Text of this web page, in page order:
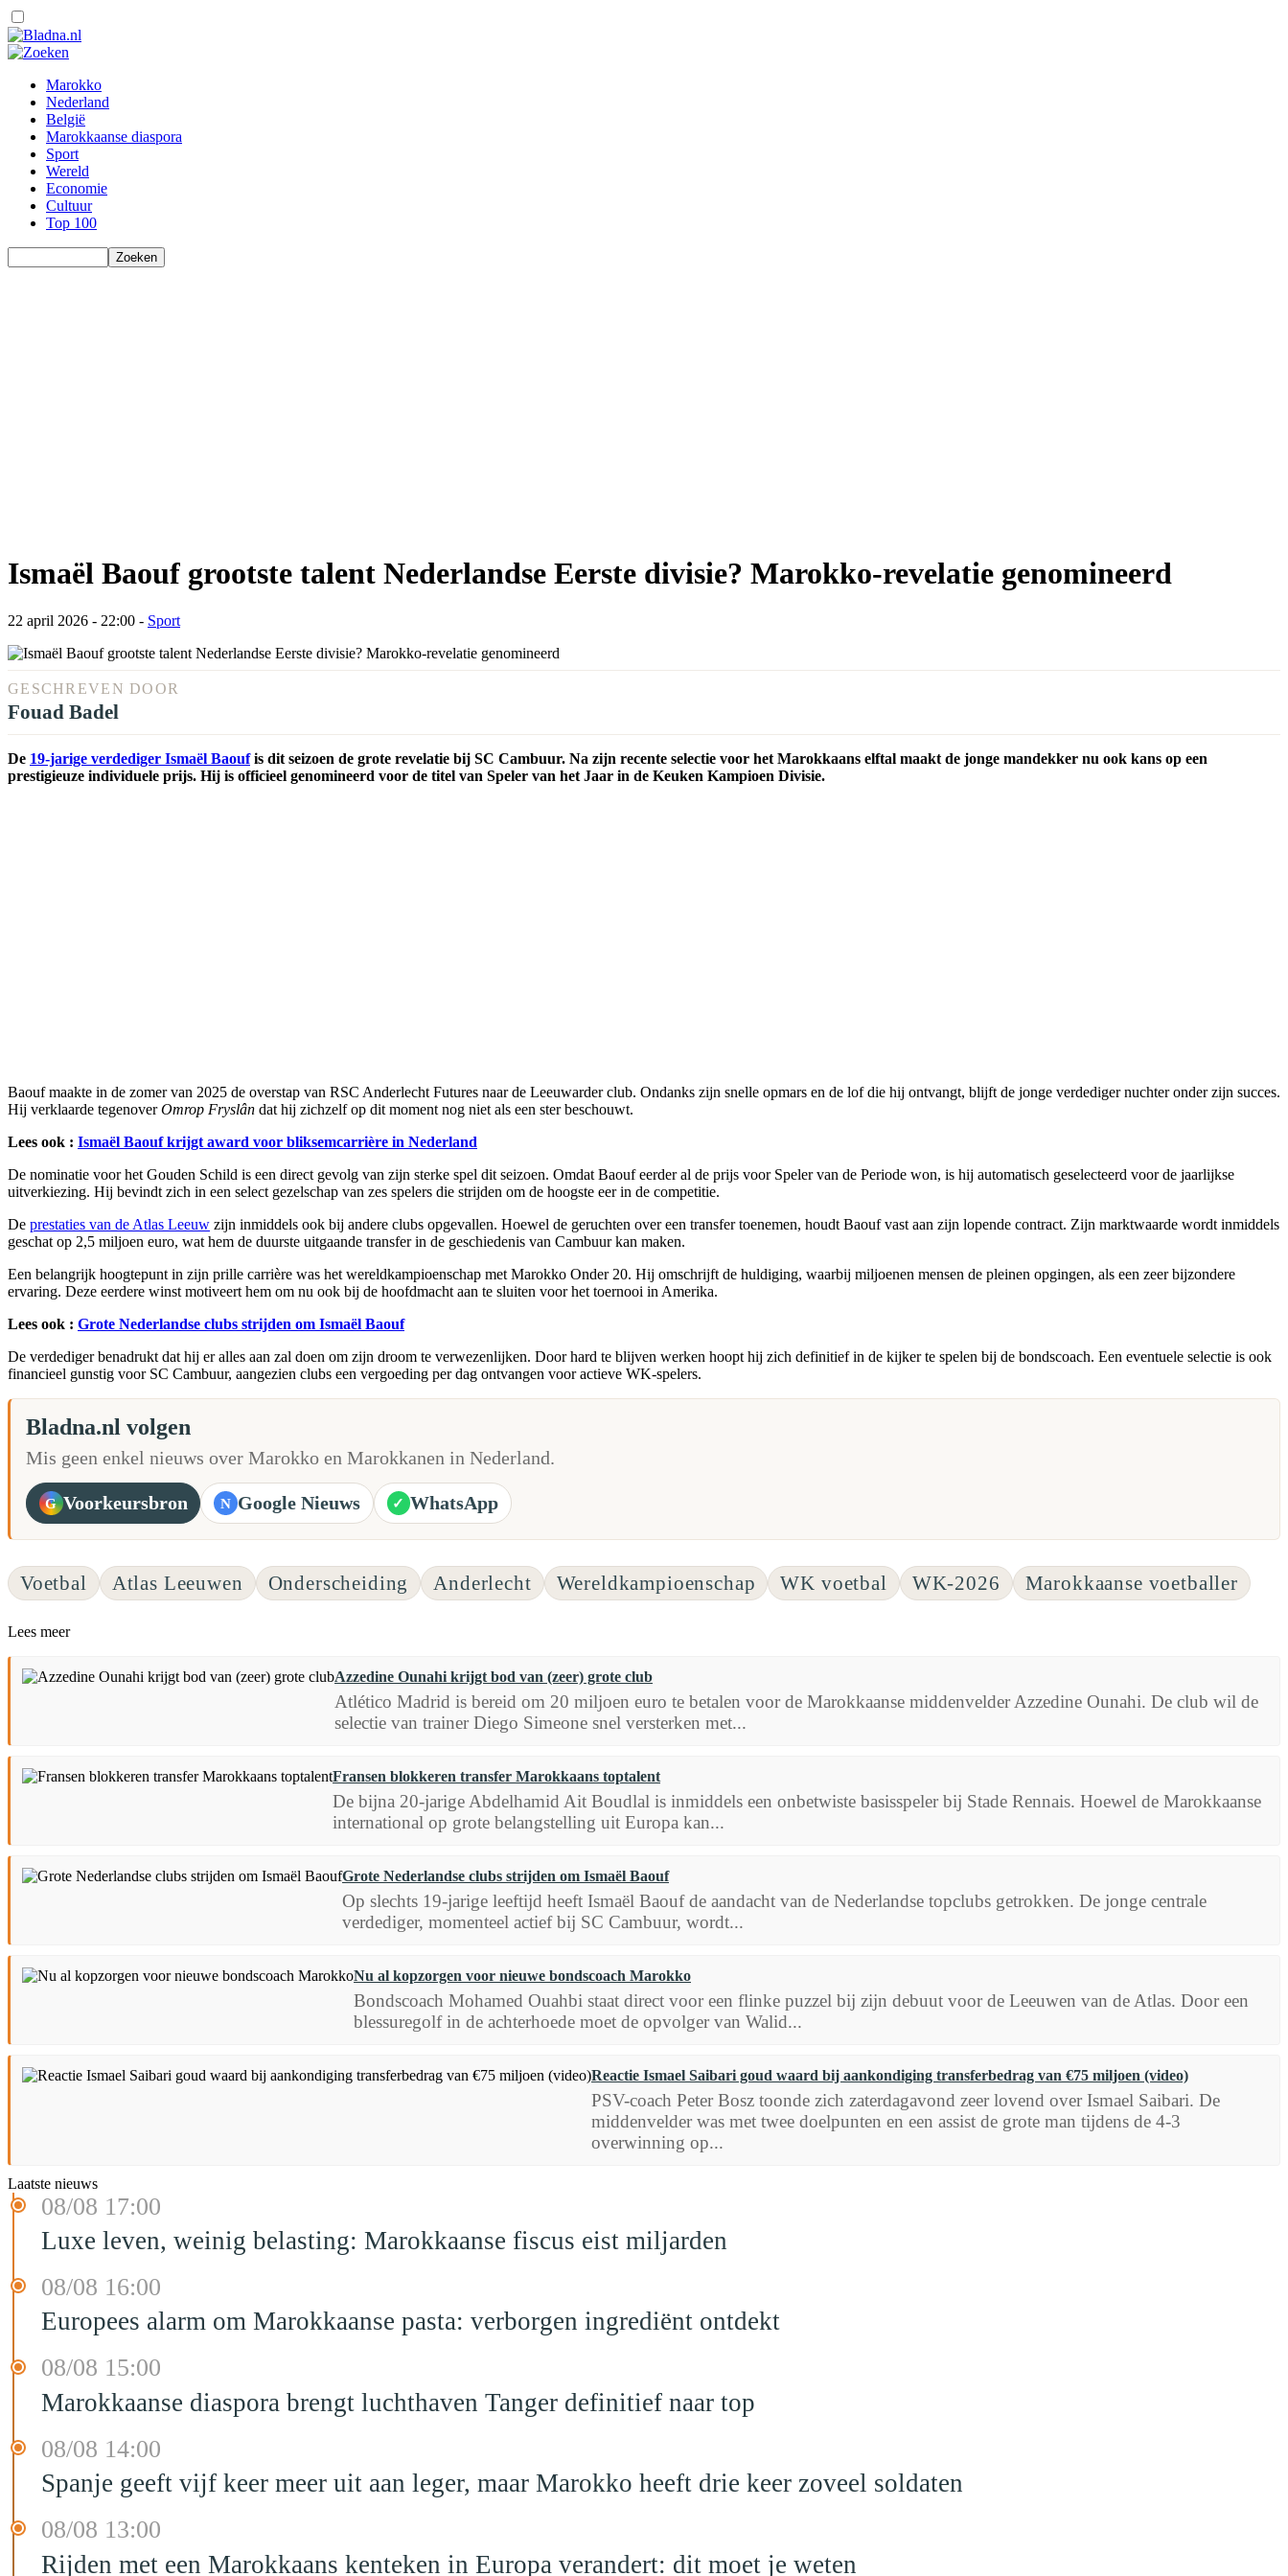
Marokko
Nederland
België
Marokkaanse diaspora
Sport
Wereld
Economie
Cultuur
Top 100
Ismaël Baouf grootste talent Nederlandse Eerste divisie? Marokko-revelatie genomineerd
22 april 2026 - 22:00 - Sport
GESCHREVEN DOOR
Fouad Badel
De 19-jarige verdediger Ismaël Baoufis dit seizoen de grote revelatie bij SC Cambuur. Na zijn recente selectie voor het Marokkaans elftal maakt de jonge mandekker nu ook kans op een
prestigieuze individuele prijs. Hij is officieel genomineerd voor de titel van Speler van het Jaar in de Keuken Kampioen Divisie.
Baouf maakte in de zomer van 2025 de overstap van RSC Anderlecht Futures naar de Leeuwarder club. Ondanks zijn snelle opmars en de lof die hij ontvangt, blijft de jonge verdediger nuchter onder zijn succes.
Hij verklaarde tegenoverOmrop Fryslân dat hij zichzelf op dit moment nog niet als een ster beschouwt.
Lees ook : Ismaël Baouf krijgt award voor bliksemcarrière in Nederland
De nominatie voor het Gouden Schild is een direct gevolg van zijn sterke spel dit seizoen. Omdat Baouf eerder al de prijs voor Speler van de Periode won, is hij automatisch geselecteerd voor de jaarlijkse
uitverkiezing. Hij bevindt zich in een select gezelschap van zes spelers die strijden om de hoogste eer in de competitie.
De prestaties van de Atlas Leeuw zijn inmiddels ook bij andere clubs opgevallen. Hoewel de geruchten over een transfer toenemen, houdt Baouf vast aan zijn lopende contract. Zijn marktwaarde wordt inmiddels
geschat op 2,5 miljoen euro, wat hem de duurste uitgaande transfer in de geschiedenis van Cambuur kan maken.
Een belangrijk hoogtepunt in zijn prille carrière was het wereldkampioenschap met Marokko Onder 20. Hij omschrijft de huldiging, waarbij miljoenen mensen de pleinen opgingen, als een zeer bijzondere
ervaring. Deze eerdere winst motiveert hem om nu ook bij de hoofdmacht aan te sluiten voor het toernooi in Amerika.
Lees ook : Grote Nederlandse clubs strijden om Ismaël Baouf
De verdediger benadrukt dat hij er alles aan zal doen om zijn droom te verwezenlijken. Door hard te blijven werken hoopt hij zich definitief in de kijker te spelen bij de bondscoach. Een eventuele selectie is ook
financieel gunstig voor SC Cambuur, aangezien clubs een vergoeding per dag ontvangen voor actieve WK-spelers.
Bladna.nl volgen
Mis geen enkel nieuws over Marokko en Marokkanen in Nederland.
G Voorkeursbron N Google Nieuws ✓ WhatsApp
Voetbal Atlas Leeuwen Onderscheiding Anderlecht Wereldkampioenschap WK voetbal WK-2026 Marokkaanse voetballer
Lees meer
Azzedine Ounahi krijgt bod van (zeer) grote club
Atlético Madrid is bereid om 20 miljoen euro te betalen voor de Marokkaanse middenvelder Azzedine Ounahi. De club wil de
selectie van trainer Diego Simeone snel versterken met...
Fransen blokkeren transfer Marokkaans toptalent
De bijna 20-jarige Abdelhamid Ait Boudlal is inmiddels een onbetwiste basisspeler bij Stade Rennais. Hoewel de Marokkaanse
international op grote belangstelling uit Europa kan...
Grote Nederlandse clubs strijden om Ismaël Baouf
Op slechts 19-jarige leeftijd heeft Ismaël Baouf de aandacht van de Nederlandse topclubs getrokken. De jonge centrale
verdediger, momenteel actief bij SC Cambuur, wordt...
Nu al kopzorgen voor nieuwe bondscoach Marokko
Bondscoach Mohamed Ouahbi staat direct voor een flinke puzzel bij zijn debuut voor de Leeuwen van de Atlas. Door een
blessuregolf in de achterhoede moet de opvolger van Walid...
Reactie Ismael Saibari goud waard bij aankondiging transferbedrag van €75 miljoen (video)
PSV-coach Peter Bosz toonde zich zaterdagavond zeer lovend over Ismael Saibari. De
middenvelder was met twee doelpunten en een assist de grote man tijdens de 4-3
overwinning op...
Laatste nieuws
08/08 17:00
Luxe leven, weinig belasting: Marokkaanse fiscus eist miljarden
08/08 16:00
Europees alarm om Marokkaanse pasta: verborgen ingrediënt ontdekt
08/08 15:00
Marokkaanse diaspora brengt luchthaven Tanger definitief naar top
08/08 14:00
Spanje geeft vijf keer meer uit aan leger, maar Marokko heeft drie keer zoveel soldaten
08/08 13:00
Rijden met een Marokkaans kenteken in Europa verandert: dit moet je weten